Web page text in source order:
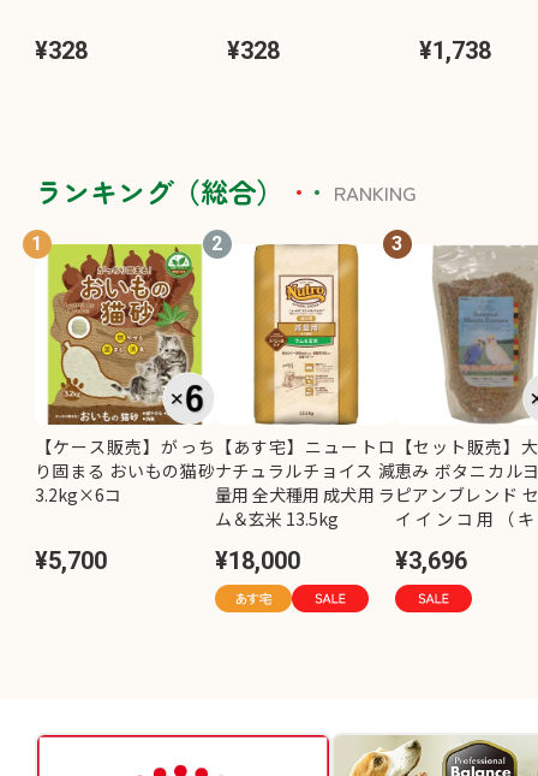
¥328 ¥328 ¥1,738
ランキング（総合） RANKING
1
【ケース販売】がっち
り固まる おいもの猫砂
3.2kg×6コ
¥5,700
2
【あす宅】ニュートロ
ナチュラルチョイス 減
量用 全犬種用 成犬用 ラ
ム＆玄米 13.5kg
¥18,000
3
【セット販売】
恵み ボタニカル
ピアンブレンド
イインコ用（
¥3,696